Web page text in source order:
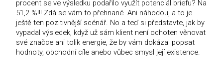
procent se ve výsledku podařilo využít potenciál briefu? Na
51,2 %!!! Zdá se vám to přehnané. Ani náhodou, a to je
ještě ten pozitivnější scénář. No a teď si představte, jak by
vypadal výsledek, když už sám klient není ochoten věnovat
své značce ani tolik energie, že by vám dokázal popsat
hodnoty, obchodní cíle anebo vůbec smysl její existence.